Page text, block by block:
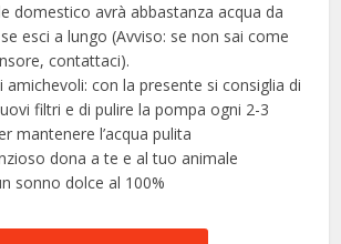
domestico avrà abbastanza acqua da
esci a lungo (Avviso: se non sai come
contattaci).
amichevoli: con la presente si consiglia di
filtri e di pulire la pompa ogni 2-3
mantenere l’acqua pulita
dona a te e al tuo animale
sonno dolce al 100%